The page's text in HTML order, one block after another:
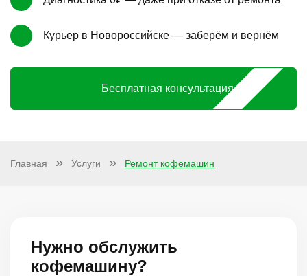
Курьер в Новороссийске — заберём и вернём
Бесплатная консультация
Главная Услуги Ремонт кофемашин
Нужно обслужить
кофемашину?